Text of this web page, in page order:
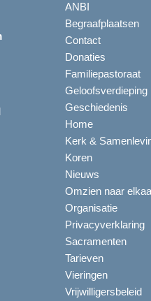
ANBI
Begraafplaatsen
Contact
Donaties
Familiepastoraat
Geloofsverdieping
Geschiedenis
Home
Kerk &
Koren
Nieuws
Omzien naar
Organisatie
Privacyverklaring
Sacramenten
Tarieven
Vieringen
Vrijwilligersbeleid